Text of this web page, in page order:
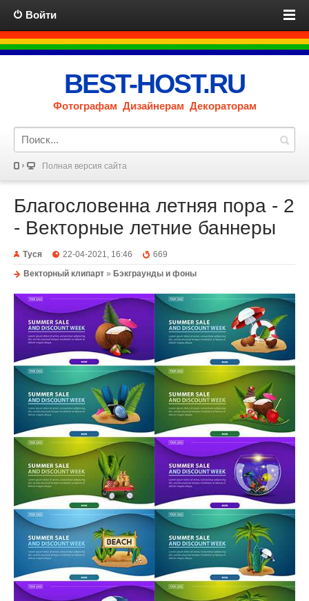
Войти
BEST-HOST.RU
Фотографам Дизайнерам Декораторам
Полная версия сайта
Благословенна летняя пора - 2
- Векторные летние баннеры
Туся 22-04-2021, 16:46
669
Векторный клипарт » Бэкграунды и фоны